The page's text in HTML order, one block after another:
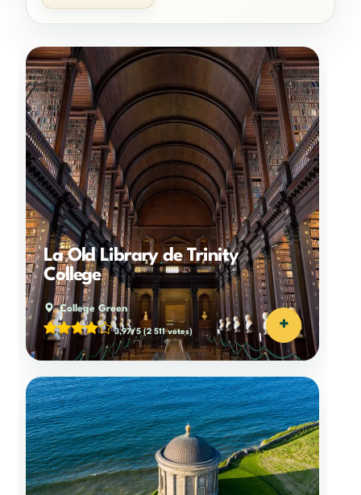
La Old Library de Trinity
College
College Green
3,97/5 (2 511 votes) +